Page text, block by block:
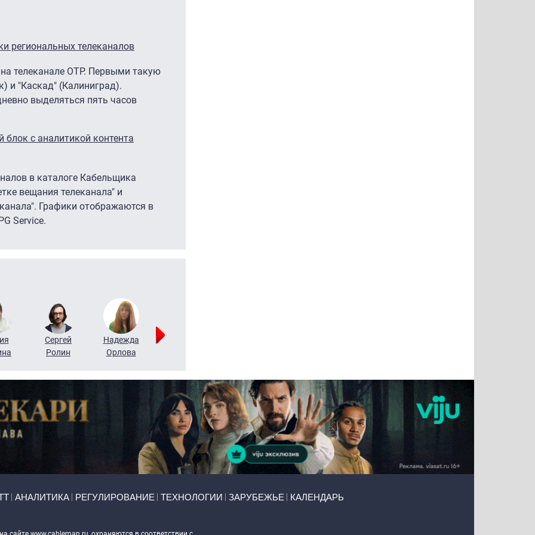
региональных телеканалов
телеканале ОТР. Первыми такую
и "Каскад" (Калиниград).
выделяться пять часов
с аналитикой контента
в каталоге Кабельщика
вещания телеканала" и
Графики отображаются в
Service.
Сергей
Ролин
Надежда
Орлова
АНАЛИТИКА РЕГУЛИРОВАНИЕ ТЕХНОЛОГИИ ЗАРУБЕЖЬЕ КАЛЕНДАРЬ